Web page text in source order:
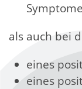
Symptome
als auch bei
eines
eines